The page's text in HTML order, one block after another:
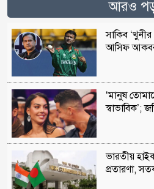
আরও
সাকিব
আসিফ
‘মানুষ
স্বাভাবিক’;
ভারতীয়
প্রতারণা,